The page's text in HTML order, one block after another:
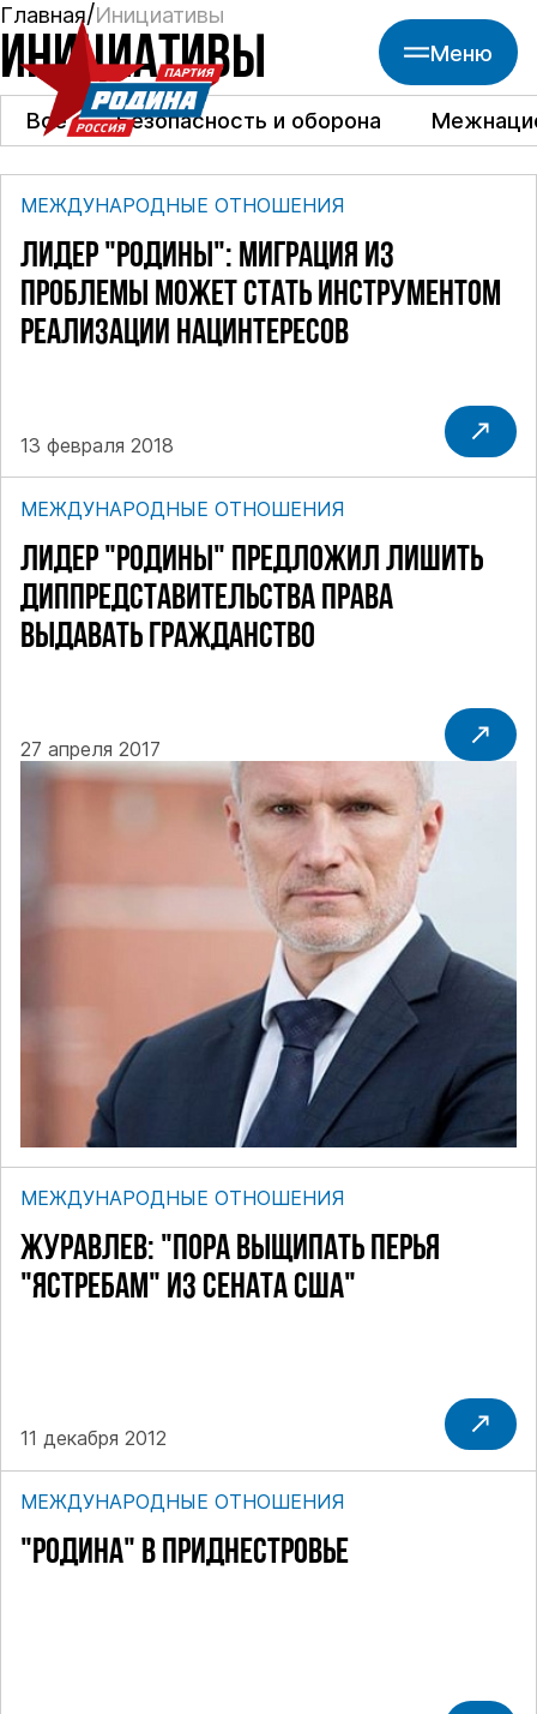
Меню
Главная Инициативы
ИНИЦИАТИВЫ
Все Безопасность и оборона
МЕЖДУНАРОДНЫЕ ОТНОШЕНИЯ
ЛИДЕР "РОДИНЫ": МИГРАЦИЯ ИЗ
ПРОБЛЕМЫ МОЖЕТ СТАТЬ ИНСТРУМЕНТОМ
РЕАЛИЗАЦИИ НАЦИНТЕРЕСОВ
13 февраля 2018
МЕЖДУНАРОДНЫЕ ОТНОШЕНИЯ
ЛИДЕР "РОДИНЫ" ПРЕДЛОЖИЛ ЛИШИТЬ
ДИППРЕДСТАВИТЕЛЬСТВА ПРАВА
ВЫДАВАТЬ ГРАЖДАНСТВО
27 апреля 2017
МЕЖДУНАРОДНЫЕ ОТНОШЕНИЯ
ЖУРАВЛЕВ: "ПОРА ВЫЩИПАТЬ ПЕРЬЯ
"ЯСТРЕБАМ" ИЗ СЕНАТА США"
11 декабря 2012
МЕЖДУНАРОДНЫЕ ОТНОШЕНИЯ
"РОДИНА" В ПРИДНЕСТРОВЬЕ